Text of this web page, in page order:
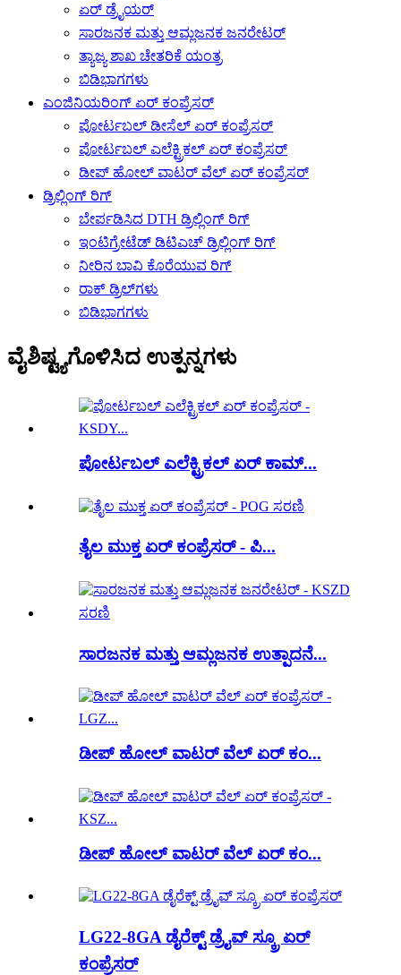
ಏರ್ ಡ್ರೈಯರ್
ಸಾರಜನಕ ಮತ್ತು ಆಮ್ಲಜನಕ ಜನರೇಟರ್
ತ್ಯಾಜ್ಯ ಶಾಖ ಚೇತರಿಕೆ ಯಂತ್ರ
ಬಿಡಿಭಾಗಗಳು
ಎಂಜಿನಿಯರಿಂಗ್ ಏರ್ ಕಂಪ್ರೆಸರ್
ಪೋರ್ಟಬಲ್ ಡೀಸೆಲ್ ಏರ್ ಕಂಪ್ರೆಸರ್
ಪೋರ್ಟಬಲ್ ಎಲೆಕ್ಟ್ರಿಕಲ್ ಏರ್ ಕಂಪ್ರೆಸರ್
ಡೀಪ್ ಹೋಲ್ ವಾಟರ್ ವೆಲ್ ಏರ್ ಕಂಪ್ರೆಸರ್
ಡ್ರಿಲ್ಲಿಂಗ್ ರಿಗ್
ಬೇರ್ಪಡಿಸಿದ DTH ಡ್ರಿಲ್ಲಿಂಗ್ ರಿಗ್
ಇಂಟಿಗ್ರೇಟೆಡ್ ಡಿಟಿಎಚ್ ಡ್ರಿಲ್ಲಿಂಗ್ ರಿಗ್
ನೀರಿನ ಬಾವಿ ಕೊರೆಯುವ ರಿಗ್
ರಾಕ್ ಡ್ರಿಲ್‌ಗಳು
ಬಿಡಿಭಾಗಗಳು
ವೈಶಿಷ್ಟ್ಯಗೊಳಿಸಿದ ಉತ್ಪನ್ನಗಳು
ಪೋರ್ಟಬಲ್ ಎಲೆಕ್ಟ್ರಿಕಲ್ ಏರ್ ಕಾಮ್...
ತೈಲ ಮುಕ್ತ ಏರ್ ಕಂಪ್ರೆಸರ್ - ಪಿ...
ಸಾರಜನಕ ಮತ್ತು ಆಮ್ಲಜನಕ ಉತ್ಪಾದನೆ...
ಡೀಪ್ ಹೋಲ್ ವಾಟರ್ ವೆಲ್ ಏರ್ ಕಂ...
ಡೀಪ್ ಹೋಲ್ ವಾಟರ್ ವೆಲ್ ಏರ್ ಕಂ...
LG22-8GA ಡೈರೆಕ್ಟ್ ಡ್ರೈವ್ ಸ್ಕ್ರೂ ಏರ್
ಕಂಪ್ರೆಸರ್